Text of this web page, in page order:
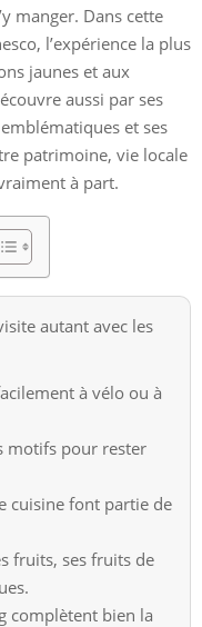
manger. Dans cette
l’expérience la plus
jaunes et aux
aussi par ses
et ses
patrimoine, vie locale
à part.
autant avec les
à vélo ou à
motifs pour rester
cuisine font partie de
fruits, ses fruits de
complètent bien la